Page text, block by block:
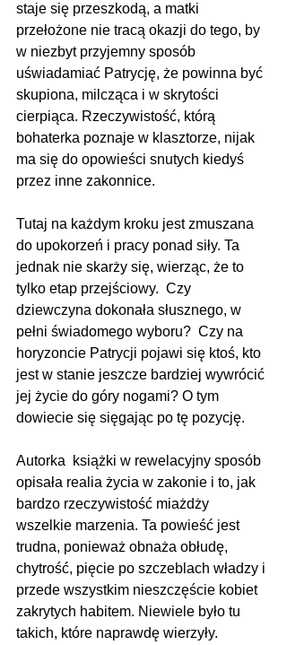
staje się przeszkodą, a matki
przełożone nie tracą okazji do tego, by
w niezbyt przyjemny sposób
uświadamiać Patrycję, że powinna być
skupiona, milcząca i w skrytości
cierpiąca. Rzeczywistość, którą
bohaterka poznaje w klasztorze, nijak
ma się do opowieści snutych kiedyś
przez inne zakonnice.
Tutaj na każdym kroku jest zmuszana
do upokorzeń i pracy ponad siły. Ta
jednak nie skarży się, wierząc, że to
tylko etap przejściowy.  Czy
dziewczyna dokonała słusznego, w
pełni świadomego wyboru?  Czy na
horyzoncie Patrycji pojawi się ktoś, kto
jest w stanie jeszcze bardziej wywrócić
jej życie do góry nogami? O tym
dowiecie się sięgając po tę pozycję.
Autorka  książki w rewelacyjny sposób
opisała realia życia w zakonie i to, jak
bardzo rzeczywistość miażdży
wszelkie marzenia. Ta powieść jest
trudna, ponieważ obnaża obłudę,
chytrość, pięcie po szczeblach władzy i
przede wszystkim nieszczęście kobiet
zakrytych habitem. Niewiele było tu
takich, które naprawdę wierzyły.